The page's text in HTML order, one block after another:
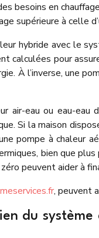
besoins en
supérieure à celle
hybride avec le
calculées pour
À l’inverse, une
air-eau ou eau-eau
Si la maison
pompe à chaleur
bien que
peuvent aider à
, peuvent
du